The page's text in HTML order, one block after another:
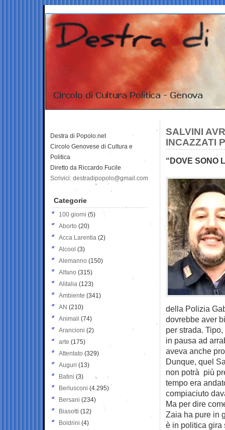
SALVINI
INCAZZATI
“DOVE SONO
della Polizia
dovrebbe aver
per strada.
in pausa ad
aveva anche
Dunque, quel
non potrà più
tempo era
compiaciuto
Ma per dire
Zaia ha pure in
è in politica gira
Destra di Popolo.net
Circolo Genovese di Cultura e
Politica
Diretto da Riccardo Fucile
Scrivici: destradipopolo@gmail.com
Categorie
100 giorni (5)
Aborto (20)
Acca Larentia (2)
Alcool (3)
Alemanno (150)
Alfano (315)
Alitalia (123)
Ambiente (341)
AN (210)
Animali (74)
Arancioni (2)
arte (175)
Attentato (329)
Auguri (13)
Batini (3)
Berlusconi (4.295)
Bersani (234)
Biasotti (12)
Boldrini (4)